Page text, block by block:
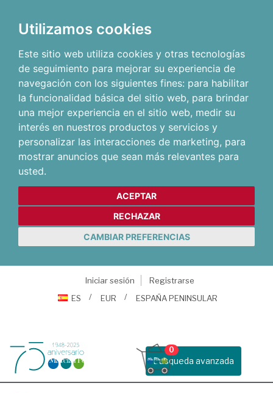
Utilizamos cookies
Este sitio web utiliza cookies y otras tecnologías
de seguimiento para mejorar su experiencia de
navegación con los siguientes fines: para habilitar
la funcionalidad básica del sitio web, para brindar
una mejor experiencia en el sitio web, medir su
interés en nuestros productos y servicios y
personalizar las interacciones de marketing, para
mostrar anuncios que sean más relevantes para
usted.
ACEPTAR
RECHAZAR
CAMBIAR PREFERENCIAS
Iniciar sesión
Registrarse
ES
EUR ESPAÑA PENINSULAR
Busqueda avanzada
0